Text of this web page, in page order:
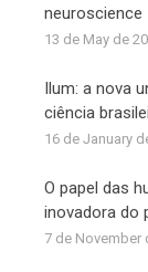
neuroscience
13 de May de
Ilum: a nova
ciência
16 de January
O papel das
inovadora do
7 de November